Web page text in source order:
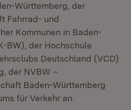
Württemberg, der
Fahrrad- und
Kommunen in Baden-
BW), der Hochschule
Deutschland (VCD)
der NVBW –
Baden-Württemberg
für Verkehr an.